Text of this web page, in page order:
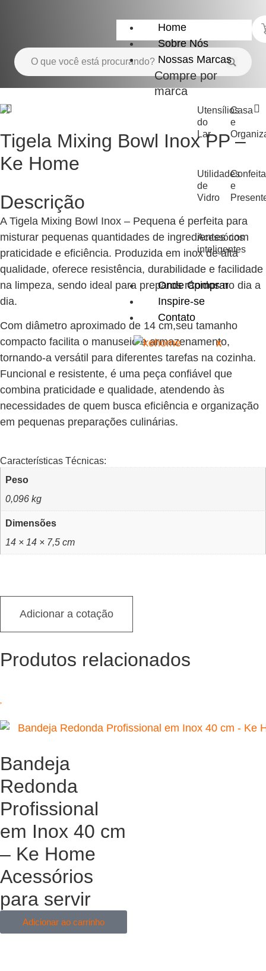
Home
Sobre Nós
Nossas Marcas
Compre por
marca
Utensílios
do
Lar
Casa
e
Utilidades
de
Vidro
e
Acessórios
inteligentes
Onde Comprar
Inspire-se
Contato
X
Tigela Mixing Bowl Inox PP –
Ke Home
Descrição
A Tigela Mixing Bowl Inox – Pequena é perfeita para
misturar pequenas quantidades de ingredientes com
praticidade e eficiência. Produzida em inox de alta
qualidade, oferece resistência, durabilidade e facilidade
na limpeza, sendo ideal para preparos rápidos no dia a
dia.
Com diâmetro aproximado de 14 cm,seu tamanho
compacto facilita o manuseio e armazenamento,
tornando-a versátil para diferentes tarefas na cozinha.
Funcional e resistente, é uma peça confiável que
combina praticidade e qualidade, atendendo às
necessidades de quem busca eficiência e organização
em pequenas preparações culinárias.
Características Técnicas:
Peso
0,096 kg
Dimensões
14 × 14 × 7,5 cm
Adicionar a cotação
Produtos relacionados
Bandeja
Redonda
Profissional
em Inox 40 cm
– Ke Home
Acessórios
para servir
Adicionar ao carrinho